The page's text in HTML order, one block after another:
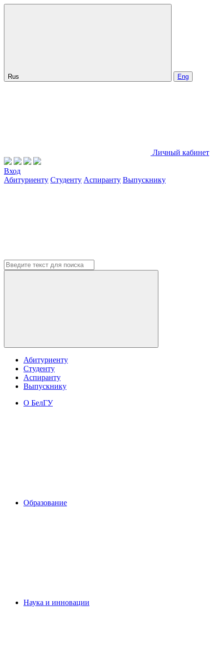
Rus Eng
Личный кабинет
Вход
Абитуриенту Студенту Аспиранту Выпускнику
Абитуриенту
Студенту
Аспиранту
Выпускнику
О БелГУ
Образование
Наука и инновации